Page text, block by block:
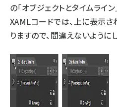
の「オブジェクトとタイムラ
XAMLコードでは、上に表示
りますので、間違えないように